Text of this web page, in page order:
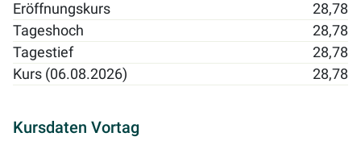
Eröffnungskurs
28,78
Tageshoch
28,78
Tagestief
28,78
Kurs (06.08.2026)
28,78
Kursdaten Vortag